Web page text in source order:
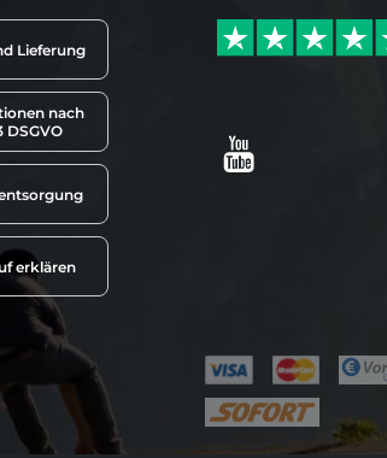
Lieferung
nach
DSGVO
erklären
Youtube